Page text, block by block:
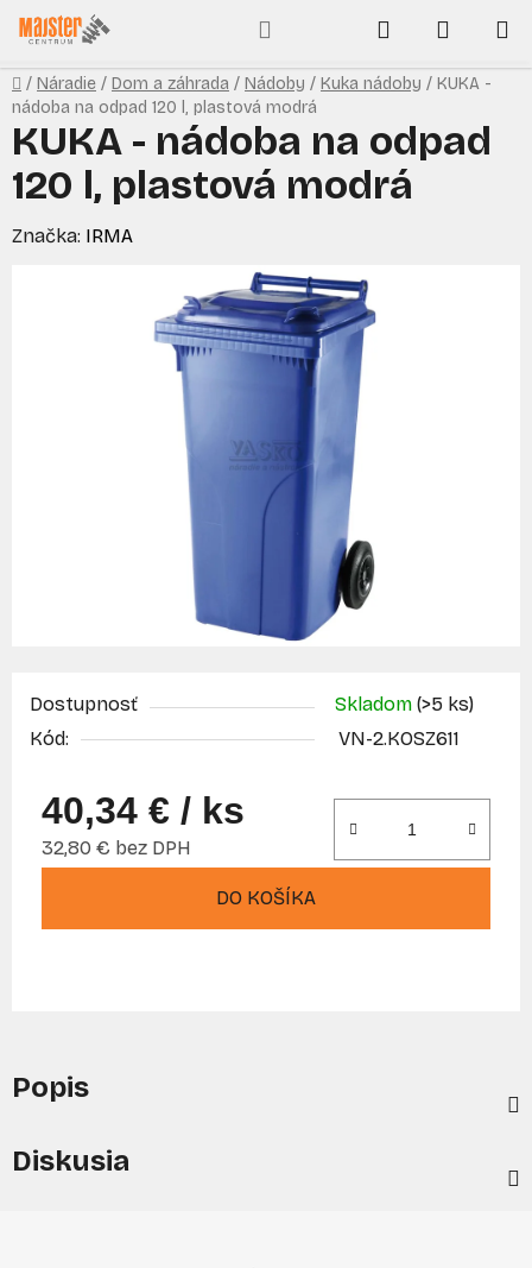
Prejsť
na
obsah
Hľadať
KOŠÍK
Domov
/ Náradie / Dom a záhrada / Nádoby / Kuka nádoby / KUKA -
nádoba na odpad 120 l, plastová modrá
Dostupnosť Skladom (>5 ks)
Kód:
VN-2.KOSZ611
40,34 € / ks
32,80 € bez DPH
DO KOŠÍKA
KUKA - nádoba na odpad
120 l, plastová modrá
Značka: IRMA
Popis
Diskusia